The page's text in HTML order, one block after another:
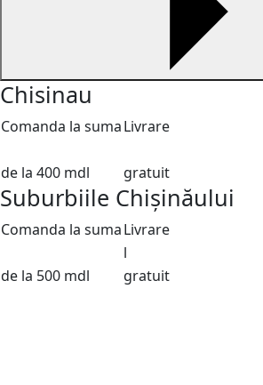
Chisinau
Comanda la sumaLivrare
de la 400 mdl gratuit
Suburbiile Chișinăului
Comanda la sumaLivrare
l
de la 500 mdl
gratuit